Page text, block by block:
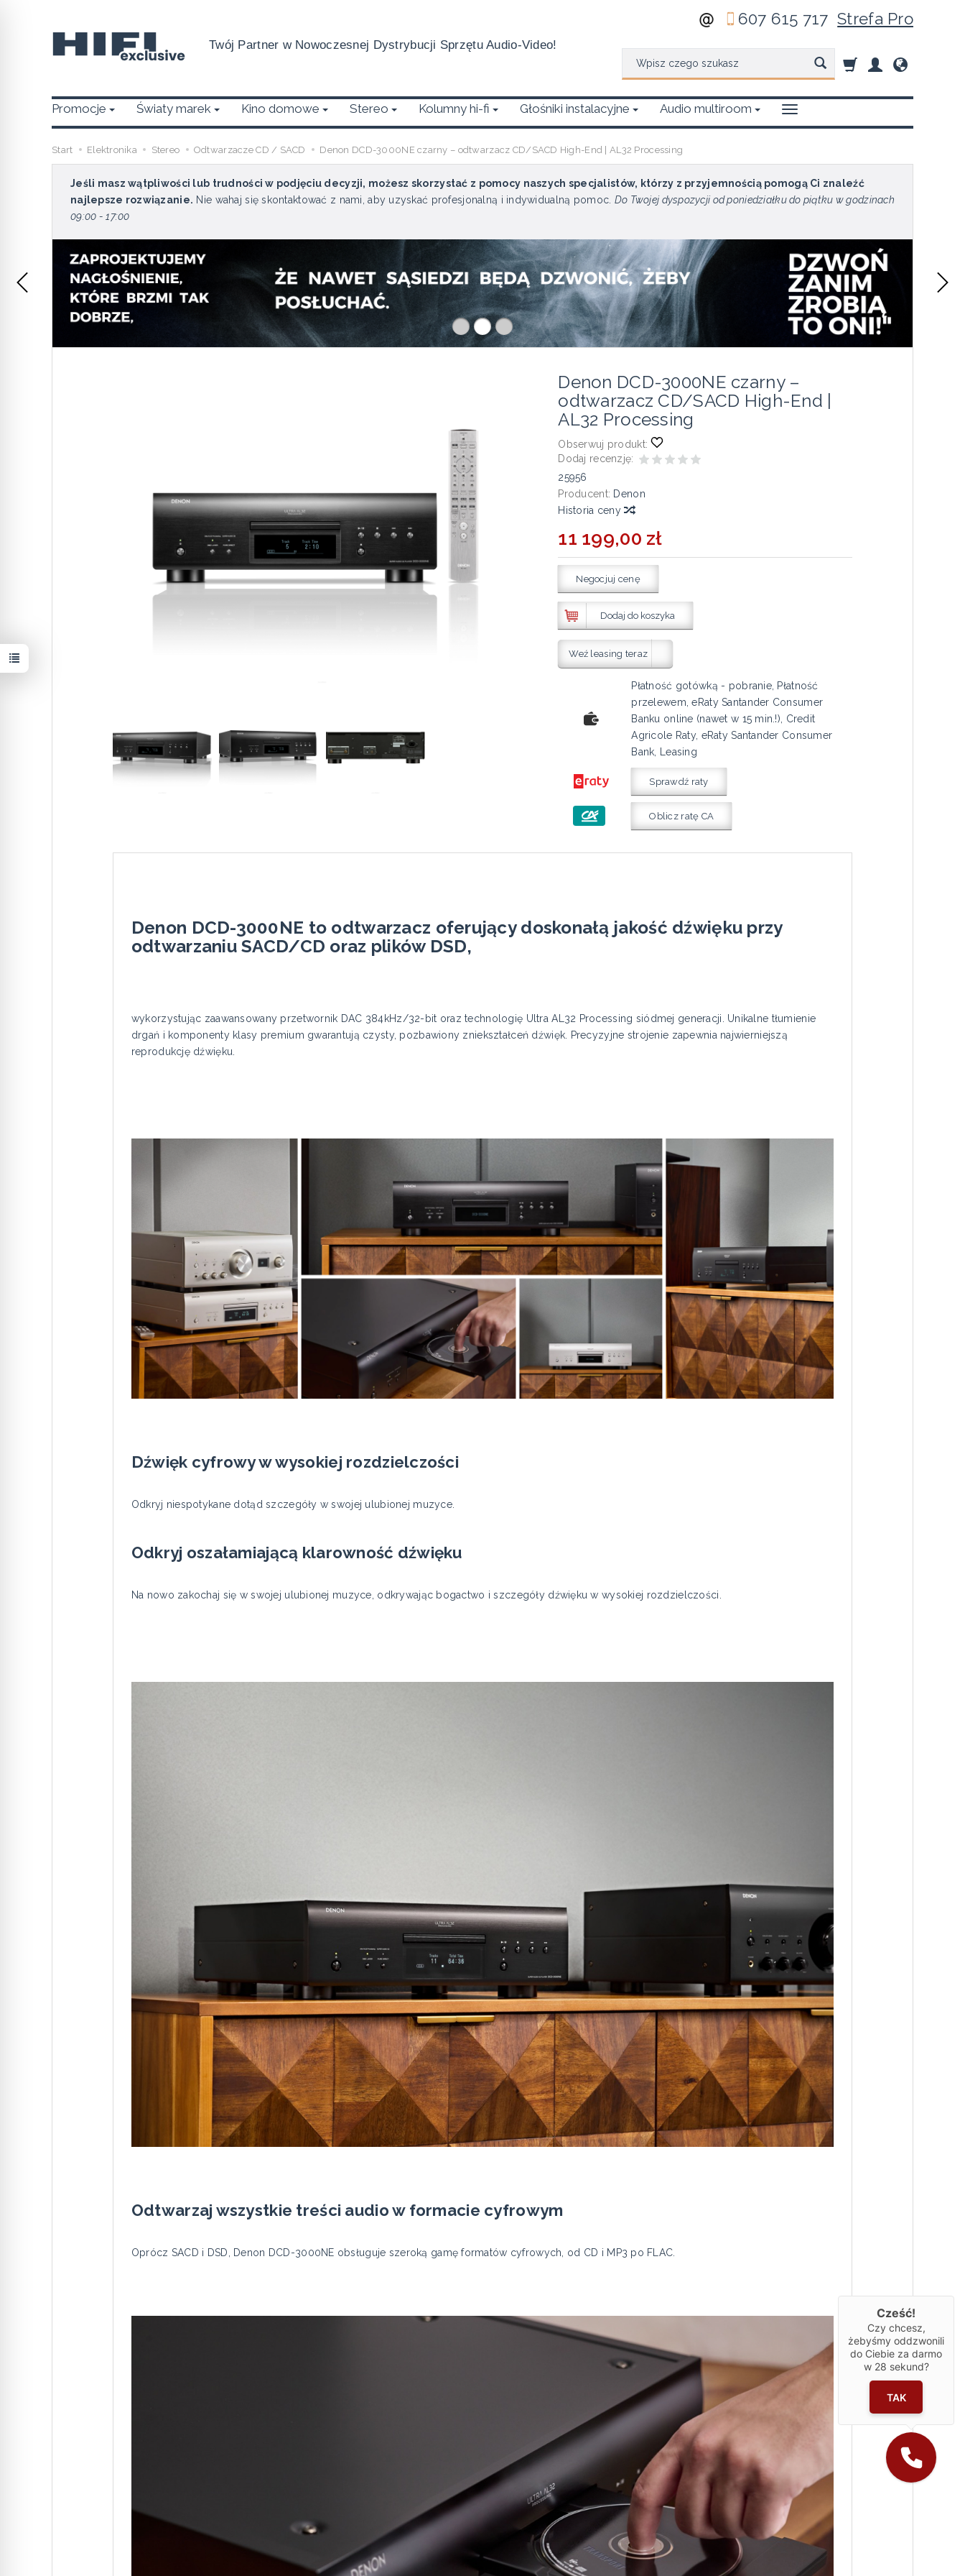
Twój Partner w Nowoczesnej Dystrybucji Sprzętu Audio-Video!
607 615 717Strefa Pro
Promocje Światy marek Kino domowe Stereo Kolumny hi-fi Głośniki instalacyjne Audio multiroom
Start Elektronika Stereo Odtwarzacze CD / SACD Denon DCD-3000NE czarny – odtwarzacz CD/SACD High-End | AL32 Processing
Jeśli masz wątpliwości lub trudności w podjęciu decyzji, możesz skorzystać z pomocy naszych specjalistów, którzy z przyjemnością pomogą Ci znaleźć
najlepsze rozwiązanie. Nie wahaj się skontaktować z nami, aby uzyskać profesjonalną i indywidualną pomoc. Do Twojej dyspozycji od poniedziałku do piątku w godzinach
09:00 - 17:00
Denon DCD-3000NE czarny –
odtwarzacz CD/SACD High-End |
AL32 Processing
Obserwuj produkt:
Dodaj recenzję:
25956
Producent: Denon
Historia ceny
11 199,00 zł
Negocjuj cenę
Dodaj do koszyka
Weź leasing teraz
Płatność gotówką - pobranie, Płatność
przelewem, eRaty Santander Consumer
Banku online (nawet w 15 min.!), Credit
Agricole Raty, eRaty Santander Consumer
Bank, Leasing
Sprawdź raty
Oblicz ratę CA
Denon DCD-3000NE to odtwarzacz oferujący doskonałą jakość dźwięku przy
odtwarzaniu SACD/CD oraz plików DSD,
wykorzystując zaawansowany przetwornik DAC 384kHz/32-bit oraz technologię Ultra AL32 Processing siódmej generacji. Unikalne tłumienie
drgań i komponenty klasy premium gwarantują czysty, pozbawiony zniekształceń dźwięk. Precyzyjne strojenie zapewnia najwierniejszą
reprodukcję dźwięku.
Dźwięk cyfrowy w wysokiej rozdzielczości
Odkryj niespotykane dotąd szczegóły w swojej ulubionej muzyce.
Odkryj oszałamiającą klarowność dźwięku
Na nowo zakochaj się w swojej ulubionej muzyce, odkrywając bogactwo i szczegóły dźwięku w wysokiej rozdzielczości.
Odtwarzaj wszystkie treści audio w formacie cyfrowym
Oprócz SACD i DSD, Denon DCD-3000NE obsługuje szeroką gamę formatów cyfrowych, od CD i MP3 po FLAC.
Cześć!
Czy chcesz,
żebyśmy oddzwonili
do Ciebie za darmo
w 28 sekund?
TAK